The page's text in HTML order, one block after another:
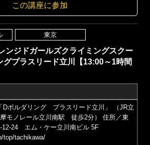
この講座に参加
東京
ンジドガールズクライミングスクー
グプラスリード立川【13:00～1時間
Dボルダリング プラスリード立川」 （JR立
モノレール立川南駅 徒歩2分） 住所／東
12-24 エム・ケー立川南ビル 5F
top/tachikawa/